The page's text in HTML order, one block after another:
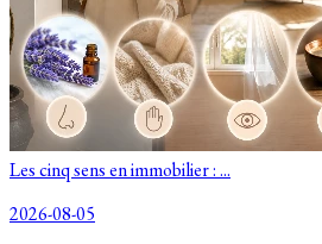
Les cinq sens en immobilier : ...
2026-08-05